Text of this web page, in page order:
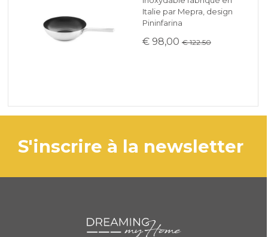
Italie par Mepra, design
Pininfarina
€ 98,00 € 122.50
s'inscrire à la newsletter